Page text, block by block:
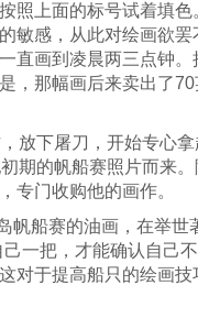
照上面的标号试着填色
敏感，从此对绘画欲
直画到凌晨两三点钟
，那幅画后来卖出了
下屠刀，开始专心拿
期的帆船赛照片而来
专门收购他的画作。
船赛的油画，在举世
一把，才能确认自己
对于提高船只的绘画